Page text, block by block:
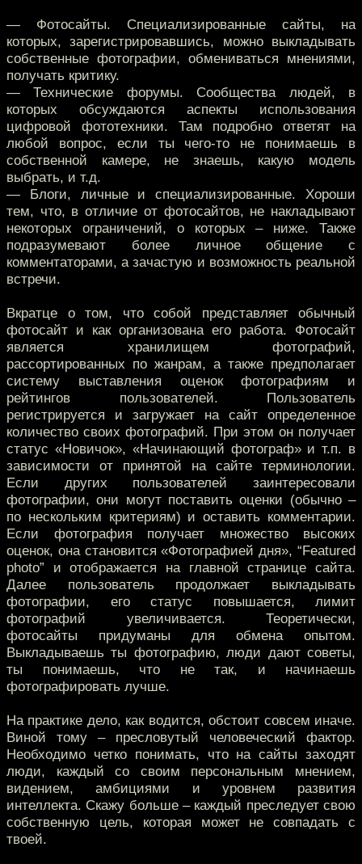
— Фотосайты. Специализированные сайты, на
которых, зарегистрировавшись, можно выкладывать
собственные фотографии, обмениваться мнениями,
получать критику.
— Технические форумы. Сообщества людей, в
которых обсуждаются аспекты использования
цифровой фототехники. Там подробно ответят на
любой вопрос, если ты чего-то не понимаешь в
собственной камере, не знаешь, какую модель
выбрать, и т.д.
— Блоги, личные и специализированные. Хороши
тем, что, в отличие от фотосайтов, не накладывают
некоторых ограничений, о которых – ниже. Также
подразумевают более личное общение с
комментаторами, а зачастую и возможность реальной
встречи.
Вкратце о том, что собой представляет обычный
фотосайт и как организована его работа. Фотосайт
является хранилищем фотографий,
рассортированных по жанрам, а также предполагает
систему выставления оценок фотографиям и
рейтингов пользователей. Пользователь
регистрируется и загружает на сайт определенное
количество своих фотографий. При этом он получает
статус «Новичок», «Начинающий фотограф» и т.п. в
зависимости от принятой на сайте терминологии.
Если других пользователей заинтересовали
фотографии, они могут поставить оценки (обычно –
по нескольким критериям) и оставить комментарии.
Если фотография получает множество высоких
оценок, она становится «Фотографией дня», “Featured
photo” и отображается на главной странице сайта.
Далее пользователь продолжает выкладывать
фотографии, его статус повышается, лимит
фотографий увеличивается. Теоретически,
фотосайты придуманы для обмена опытом.
Выкладываешь ты фотографию, люди дают советы,
ты понимаешь, что не так, и начинаешь
фотографировать лучше.
На практике дело, как водится, обстоит совсем иначе.
Виной тому – пресловутый человеческий фактор.
Необходимо четко понимать, что на сайты заходят
люди, каждый со своим персональным мнением,
видением, амбициями и уровнем развития
интеллекта. Скажу больше – каждый преследует свою
собственную цель, которая может не совпадать с
твоей.